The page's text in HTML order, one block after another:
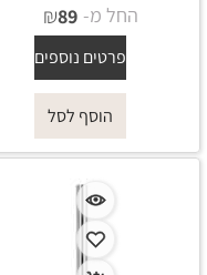
החל מ- ₪89
פרטים נוספים
הוסף לסל